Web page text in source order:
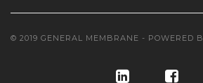
© 2019 GENERAL MEMBRANE - POWERED